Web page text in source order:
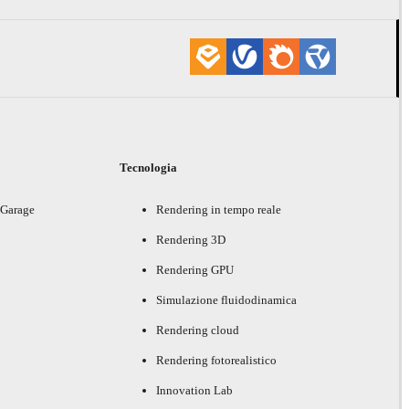
Tecnologia
Rendering in tempo reale
Rendering 3D
Rendering GPU
Simulazione fluidodinamica
Rendering cloud
Rendering fotorealistico
Innovation Lab